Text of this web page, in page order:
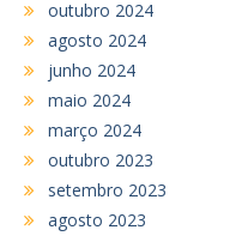
outubro 2024
agosto 2024
junho 2024
maio 2024
março 2024
outubro 2023
setembro 2023
agosto 2023